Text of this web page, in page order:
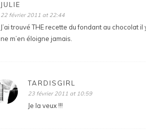
JULIE
22 février 2011 at 22:44
J’ai trouvé THE recette du fondant au
ne m’en éloigne jamais.
TARDISGIRL
23 février 2011 at 10:59
Je la veux !!!